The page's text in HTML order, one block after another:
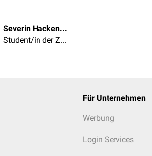
Severin Hackenberger
Student/in der Zahnmedizin
Für Unternehmen
Werbung
Login Services